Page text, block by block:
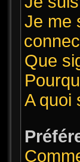
Je me
Que
A quoi